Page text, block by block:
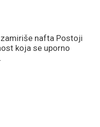
nafta Postoji
koja se uporno